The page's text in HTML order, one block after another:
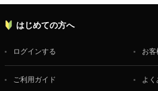
はじめての方へ
ログインする お
ご利用ガイド よく